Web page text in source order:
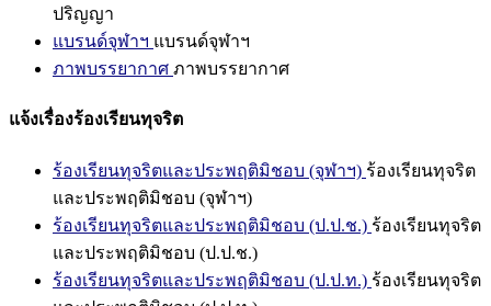
ปริญญา
แบรนด์จุฬาฯ แบรนด์จุฬาฯ
ภาพบรรยากาศ ภาพบรรยากาศ
แจ้งเรื่องร้องเรียนทุจริต
ร้องเรียนทุจริตและประพฤติมิชอบ (จุฬาฯ) ร้องเรียนทุจริต
และประพฤติมิชอบ (จุฬาฯ)
ร้องเรียนทุจริตและประพฤติมิชอบ (ป.ป.ช.) ร้องเรียนทุจริต
และประพฤติมิชอบ (ป.ป.ช.)
ร้องเรียนทุจริตและประพฤติมิชอบ (ป.ป.ท.) ร้องเรียนทุจริต